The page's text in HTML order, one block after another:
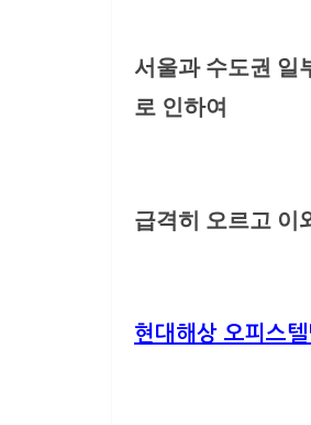
서울과 수도권 일
로 인하여
급격히 오르고 이
현대해상 오피스텔